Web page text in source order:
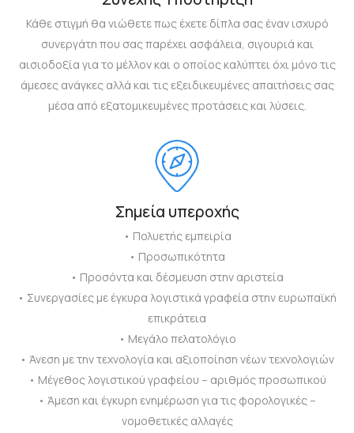
Κάθε στιγμή θα νιώθετε πως έχετε δίπλα σας έναν ισχυρό
συνεργάτη που σας παρέχει ασφάλεια, σιγουριά και
αισιοδοξία για το μέλλον και ο οποίος καλύπτει όχι μόνο τις
άμεσες ανάγκες αλλά και τις εξειδικευμένες απαιτήσεις σας
μέσα από εξατομικευμένες προτάσεις και λύσεις.
Σημεία υπεροχής
• Πολυετής εμπειρία
• Προσωπικότητα
• Προσόντα και δέσμευση στην αριστεία
• Συνεργασίες με έγκυρα λογιστικά γραφεία στην ευρωπαϊκή
επικράτεια
• Μεγάλο πελατολόγιο
• Άνεση με την τεχνολογία και αξιοποίηση νέων τεχνολογιών
• Μέγεθος λογιστικού γραφείου – αριθμός προσωπικού
• Άμεση και έγκυρη ενημέρωση για τις φορολογικές –
νομοθετικές αλλαγές